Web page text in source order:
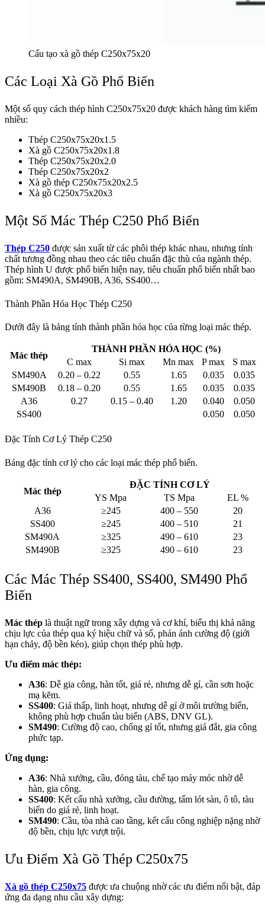
Cấu tạo xà gồ thép C250x75x20
Các Loại Xà Gồ Phổ Biến
Một số quy cách thép hình C250x75x20 được khách hàng tìm kiếm
nhiều:
Thép C250x75x20x1.5
Xà gồ C250x75x20x1.8
Thép C250x75x20x2.0
Thép C250x75x20x2
Xà gồ thép C250x75x20x2.5
Xà gồ C250x75x20x3
Một Số Mác Thép C250 Phổ Biến
Thép C250 được sản xuất từ các phôi thép khác nhau, nhưng tính
chất tương đồng nhau theo các tiêu chuẩn đặc thù của ngành thép.
Thép hình U được phổ biến hiện nay, tiêu chuẩn phổ biến nhất bao
gồm: SM490A, SM490B, A36, SS400…
Thành Phần Hóa Học Thép C250
Dưới đây là bảng tính thành phần hóa học của từng loại mác thép.
Mác thép
THÀNH PHẦN HÓA HỌC (%)
C max
Si max Mn max P max
S max
SM490A
0.20 – 0.22 0.55 1.65 0.035
0.035
SM490B
0.18 – 0.20 0.55 1.65 0.035
0.035
A36
0.27 0.15 – 0.40 1.20 0.040
0.050
SS400
0.050 0.050
Đặc Tính Cơ Lý Thép C250
Bảng đặc tính cơ lý cho các loại mác thép phổ biến.
Mác thép
ĐẶC TÍNH CƠ LÝ
YS Mpa
TS Mpa
EL %
A36
≥245 400 – 550
20
SS400
≥245 400 – 510
21
SM490A
≥325 490 – 610
23
SM490B
≥325 490 – 610 23
Các Mác Thép SS400, SS400, SM490 Phổ
Biến
Mác thép là thuật ngữ trong xây dựng và cơ khí, biểu thị khả năng
chịu lực của thép qua ký hiệu chữ và số, phản ánh cường độ (giới
hạn chảy, độ bền kéo), giúp chọn thép phù hợp.
Ưu điểm mác thép:
A36: Dễ gia công, hàn tốt, giá rẻ, nhưng dễ gỉ, cần sơn hoặc
mạ kẽm.
SS400: Giá thấp, linh hoạt, nhưng dễ gỉ ở môi trường biển,
không phù hợp chuẩn tàu biển (ABS, DNV GL).
SM490: Cường độ cao, chống gỉ tốt, nhưng giá đắt, gia công
phức tạp.
Ứng dụng:
A36: Nhà xưởng, cầu, đóng tàu, chế tạo máy móc nhờ dễ
hàn, gia công.
SS400: Kết cấu nhà xưởng, cầu đường, tấm lót sàn, ô tô, tàu
biển do giá rẻ, linh hoạt.
SM490: Cầu, tòa nhà cao tầng, kết cấu công nghiệp nặng nhờ
độ bền, chịu lực vượt trội.
Ưu Điểm Xà Gồ Thép C250x75
Xà gồ thép C250x75 được ưa chuộng nhờ các ưu điểm nổi bật, đáp
ứng đa dạng nhu cầu xây dựng: